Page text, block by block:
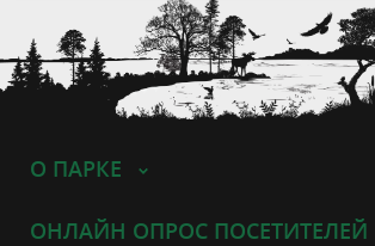
О ПАРКЕ
ОНЛАЙН ОПРОС ПОСЕТИТЕЛЕЙ